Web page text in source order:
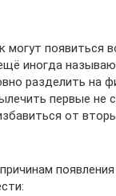
могут появиться
иногда
разделить на
первые не
от